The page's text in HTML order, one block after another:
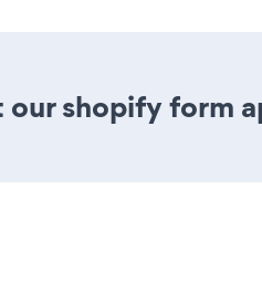
shopify form